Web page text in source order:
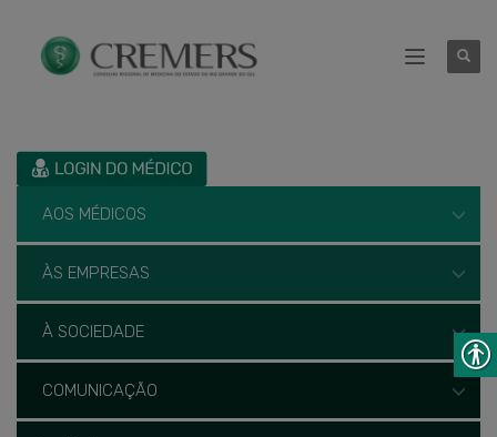
AOS MÉDICOS
ÀS EMPRESAS
À SOCIEDADE
COMUNICAÇÃO